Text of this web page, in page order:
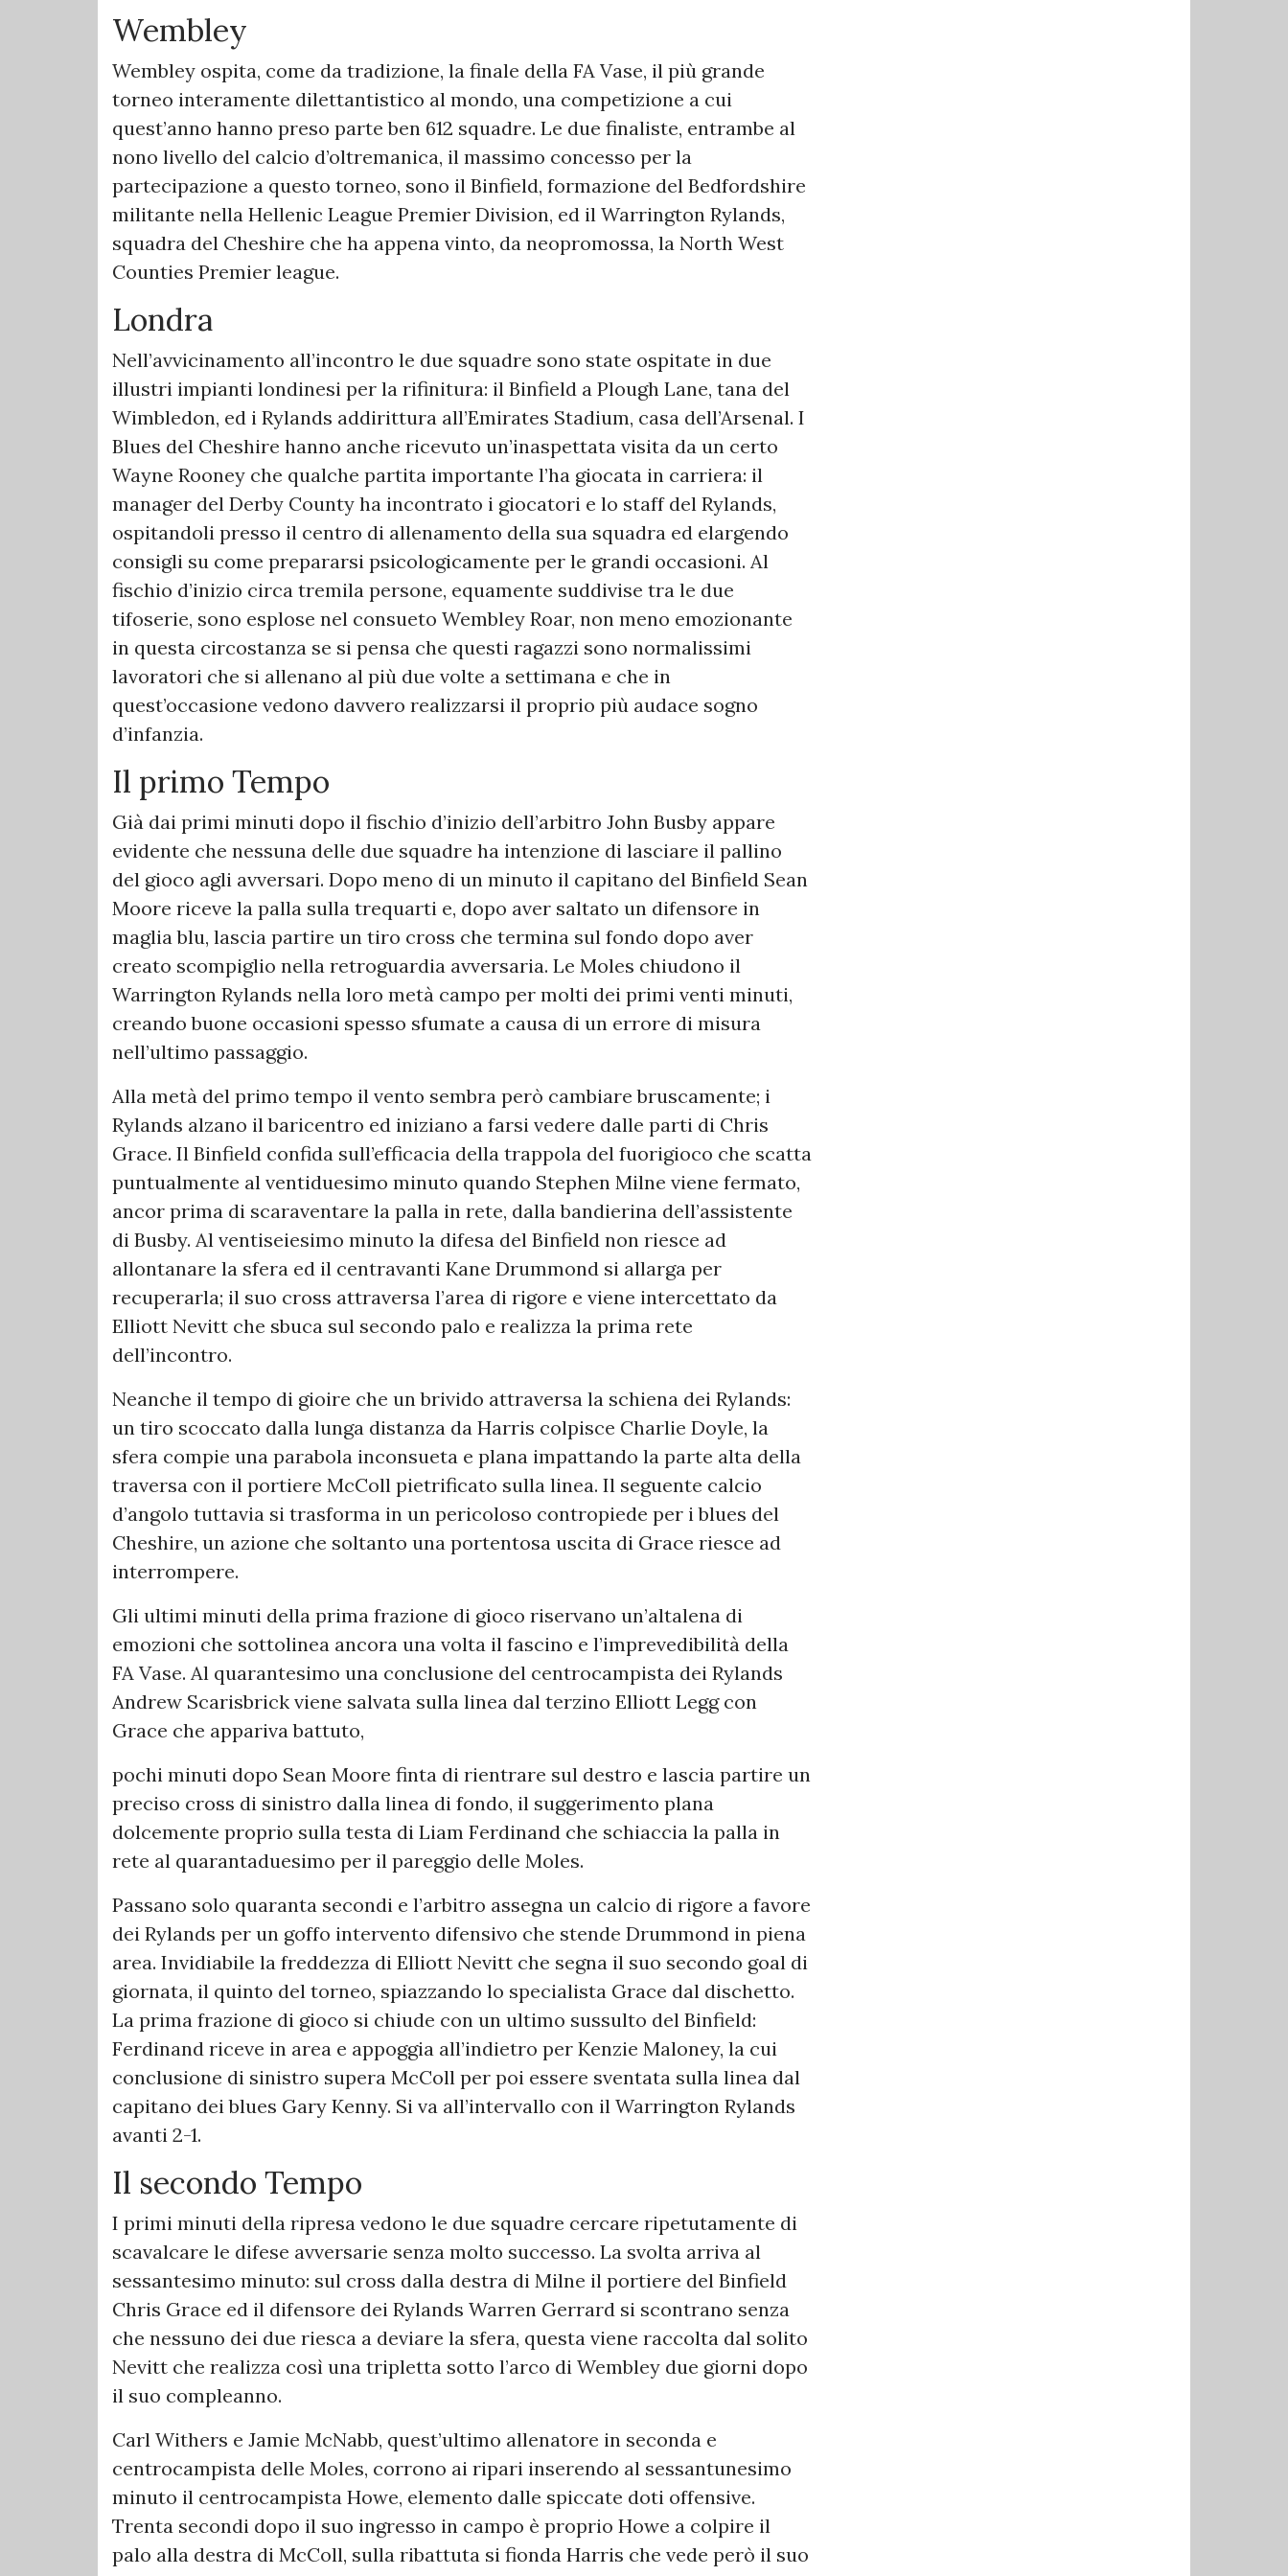
Wembley
Wembley ospita, come da tradizione, la finale della FA Vase, il più grande
torneo interamente dilettantistico al mondo, una competizione a cui
quest’anno hanno preso parte ben 612 squadre. Le due finaliste, entrambe al
nono livello del calcio d’oltremanica, il massimo concesso per la
partecipazione a questo torneo, sono il Binfield, formazione del Bedfordshire
militante nella Hellenic League Premier Division, ed il Warrington Rylands,
squadra del Cheshire che ha appena vinto, da neopromossa, la North West
Counties Premier league.
Londra
Nell’avvicinamento all’incontro le due squadre sono state ospitate in due
illustri impianti londinesi per la rifinitura: il Binfield a Plough Lane, tana del
Wimbledon, ed i Rylands addirittura all’Emirates Stadium, casa dell’Arsenal. I
Blues del Cheshire hanno anche ricevuto un’inaspettata visita da un certo
Wayne Rooney che qualche partita importante l’ha giocata in carriera: il
manager del Derby County ha incontrato i giocatori e lo staff del Rylands,
ospitandoli presso il centro di allenamento della sua squadra ed elargendo
consigli su come prepararsi psicologicamente per le grandi occasioni. Al
fischio d’inizio circa tremila persone, equamente suddivise tra le due
tifoserie, sono esplose nel consueto Wembley Roar, non meno emozionante
in questa circostanza se si pensa che questi ragazzi sono normalissimi
lavoratori che si allenano al più due volte a settimana e che in
quest’occasione vedono davvero realizzarsi il proprio più audace sogno
d’infanzia.
Il primo Tempo
Già dai primi minuti dopo il fischio d’inizio dell’arbitro John Busby appare
evidente che nessuna delle due squadre ha intenzione di lasciare il pallino
del gioco agli avversari. Dopo meno di un minuto il capitano del Binfield Sean
Moore riceve la palla sulla trequarti e, dopo aver saltato un difensore in
maglia blu, lascia partire un tiro cross che termina sul fondo dopo aver
creato scompiglio nella retroguardia avversaria. Le Moles chiudono il
Warrington Rylands nella loro metà campo per molti dei primi venti minuti,
creando buone occasioni spesso sfumate a causa di un errore di misura
nell’ultimo passaggio.
Alla metà del primo tempo il vento sembra però cambiare bruscamente; i
Rylands alzano il baricentro ed iniziano a farsi vedere dalle parti di Chris
Grace. Il Binfield confida sull’efficacia della trappola del fuorigioco che scatta
puntualmente al ventiduesimo minuto quando Stephen Milne viene fermato,
ancor prima di scaraventare la palla in rete, dalla bandierina dell’assistente
di Busby. Al ventiseiesimo minuto la difesa del Binfield non riesce ad
allontanare la sfera ed il centravanti Kane Drummond si allarga per
recuperarla; il suo cross attraversa l’area di rigore e viene intercettato da
Elliott Nevitt che sbuca sul secondo palo e realizza la prima rete
dell’incontro.
Neanche il tempo di gioire che un brivido attraversa la schiena dei Rylands:
un tiro scoccato dalla lunga distanza da Harris colpisce Charlie Doyle, la
sfera compie una parabola inconsueta e plana impattando la parte alta della
traversa con il portiere McColl pietrificato sulla linea. Il seguente calcio
d’angolo tuttavia si trasforma in un pericoloso contropiede per i blues del
Cheshire, un azione che soltanto una portentosa uscita di Grace riesce ad
interrompere.
Gli ultimi minuti della prima frazione di gioco riservano un’altalena di
emozioni che sottolinea ancora una volta il fascino e l’imprevedibilità della
FA Vase. Al quarantesimo una conclusione del centrocampista dei Rylands
Andrew Scarisbrick viene salvata sulla linea dal terzino Elliott Legg con
Grace che appariva battuto,
pochi minuti dopo Sean Moore finta di rientrare sul destro e lascia partire un
preciso cross di sinistro dalla linea di fondo, il suggerimento plana
dolcemente proprio sulla testa di Liam Ferdinand che schiaccia la palla in
rete al quarantaduesimo per il pareggio delle Moles.
Passano solo quaranta secondi e l’arbitro assegna un calcio di rigore a favore
dei Rylands per un goffo intervento difensivo che stende Drummond in piena
area. Invidiabile la freddezza di Elliott Nevitt che segna il suo secondo goal di
giornata, il quinto del torneo, spiazzando lo specialista Grace dal dischetto.
La prima frazione di gioco si chiude con un ultimo sussulto del Binfield:
Ferdinand riceve in area e appoggia all’indietro per Kenzie Maloney, la cui
conclusione di sinistro supera McColl per poi essere sventata sulla linea dal
capitano dei blues Gary Kenny. Si va all’intervallo con il Warrington Rylands
avanti 2-1.
Il secondo Tempo
I primi minuti della ripresa vedono le due squadre cercare ripetutamente di
scavalcare le difese avversarie senza molto successo. La svolta arriva al
sessantesimo minuto: sul cross dalla destra di Milne il portiere del Binfield
Chris Grace ed il difensore dei Rylands Warren Gerrard si scontrano senza
che nessuno dei due riesca a deviare la sfera, questa viene raccolta dal solito
Nevitt che realizza così una tripletta sotto l’arco di Wembley due giorni dopo
il suo compleanno.
Carl Withers e Jamie McNabb, quest’ultimo allenatore in seconda e
centrocampista delle Moles, corrono ai ripari inserendo al sessantunesimo
minuto il centrocampista Howe, elemento dalle spiccate doti offensive.
Trenta secondi dopo il suo ingresso in campo è proprio Howe a colpire il
palo alla destra di McColl, sulla ribattuta si fionda Harris che vede però il suo